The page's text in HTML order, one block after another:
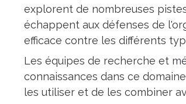
explorent de nombreuses
échappent aux défenses de
efficace contre les différents
Les équipes de recherche et
connaissances dans ce
les utiliser et de les combiner